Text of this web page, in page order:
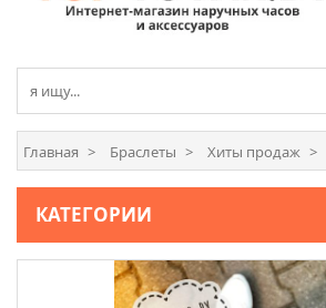
Главная Браслеты Хиты продаж
КАТЕГОРИИ